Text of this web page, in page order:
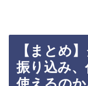
【まとめ
振り込み